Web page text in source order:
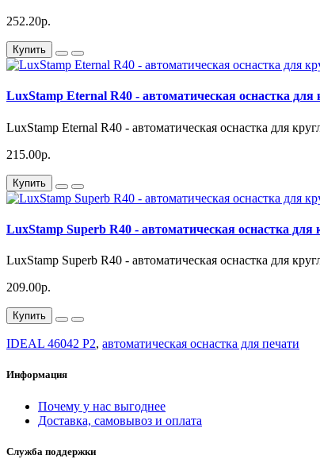
252.20р.
Купить
LuxStamp Eternal R40 - автоматическая оснастка
LuxStamp Eternal R40 - автоматическая оснастка для
215.00р.
Купить
LuxStamp Superb R40 - автоматическая оснастка
LuxStamp Superb R40 - автоматическая оснастка для
209.00р.
Купить
IDEAL 46042 P2, автоматическая оснастка для печати
Информация
Почему у нас выгоднее
Доставка, самовывоз и оплата
Служба поддержки